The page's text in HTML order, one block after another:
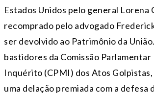
Estados Unidos pelo general Lorena
recomprado pelo advogado
ser devolvido ao Patrimônio da
bastidores da Comissão Parlamentar
Inquérito (CPMI) dos Atos
uma delação premiada com a defesa